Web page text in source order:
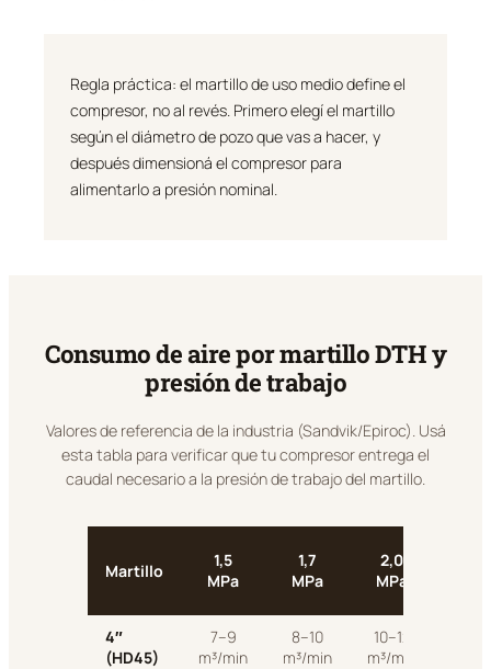
Regla práctica: el martillo de uso medio define el
compresor, no al revés. Primero elegí el martillo
según el diámetro de pozo que vas a hacer, y
después dimensioná el compresor para
alimentarlo a presión nominal.
Consumo de aire por martillo DTH y
presión de trabajo
Valores de referencia de la industria (Sandvik/Epiroc). Usá
esta tabla para verificar que tu compresor entrega el
caudal necesario a la presión de trabajo del martillo.
Martillo
1,5
MPa
1,7
MPa
2,0
MPa
4″
(HD45)
7–9
m³/min
8–10
m³/min
10–12
m³/min